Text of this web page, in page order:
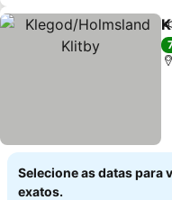
Selecione as datas para
exatos.